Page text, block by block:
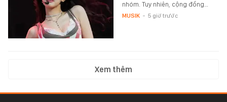
nhóm. Tuy nhiên, cộng đồng…
MUSIK - 5 giờ trước
Xem thêm